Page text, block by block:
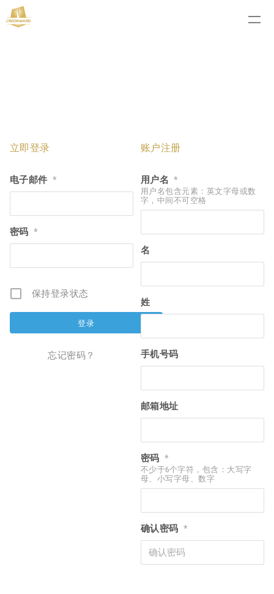
立即登录
电子邮件 *
密码 *
保持登录状态
忘记密码？
账户注册
用户名 *
用户名包含元素：英文字母或数
字，中间不可空格
名
姓
手机号码
邮箱地址
密码 *
不少于6个字符，包含：大写字
母、小写字母、数字
确认密码 *